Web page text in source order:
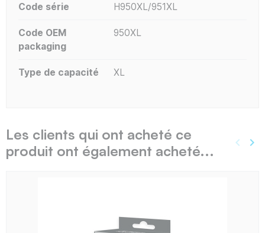
Code série H950XL/951XL
Code OEM
packaging
950XL
Type de capacité XL
Les clients qui ont acheté ce
produit ont également acheté...
keyboard_arrow_left keyboard_arrow_right